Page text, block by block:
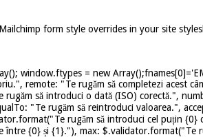
form style overrides in your site
window.ftypes = new
remote: "Te rugăm să completezi acest
să introduci o dată (ISO) corectă.",
"Te rugăm să reintroduci valoarea.",
rugăm să introduci cel puțin
{0} și {1}."), max: $.validator.format("Te